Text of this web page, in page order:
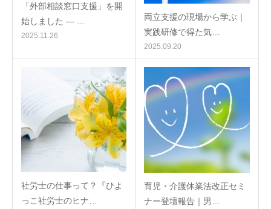
「外部相談窓口支援」を開
始しました ― …
2025.11.26
両立支援の現場から学ぶ｜
実践研修で得た気…
2025.09.20
社労士の仕事って？『ひよ
っこ社労士のヒナ…
育児・介護休業法改正セミ
ナー登壇報告｜男…